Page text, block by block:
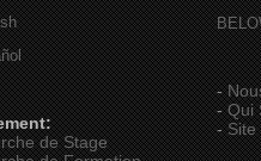
de Stage
-
-Qui
-Site